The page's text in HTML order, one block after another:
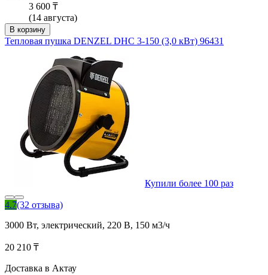
3 600 ₸
(14 августа)
В корзину
Тепловая пушка DENZEL DHC 3-150 (3,0 кВт) 96431
Купили более 100 раз
4.7(32 отзыва)
3000 Вт, электрический, 220 В, 150 м3/ч
20 210 ₸
Доставка в Актау